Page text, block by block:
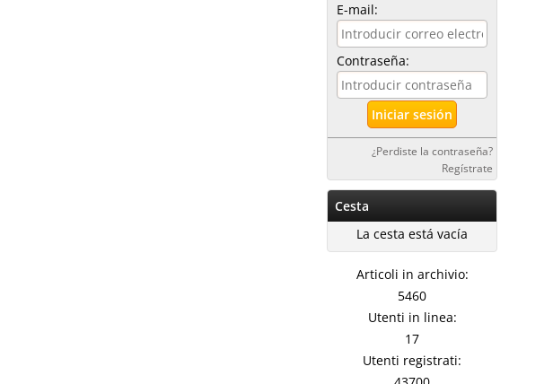
E-mail:
Contraseña:
¿Perdiste la contraseña?
Regístrate
Cesta
La cesta está vacía
Articoli in archivio:
5460
Utenti in linea:
17
Utenti registrati: